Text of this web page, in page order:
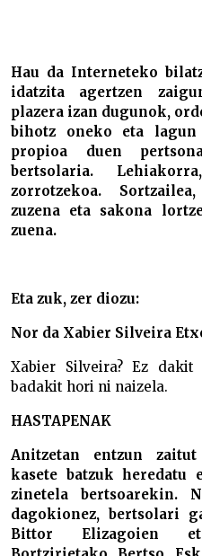
Hau da Interneteko
idatzita agertzen
plazera izan dugunok,
bihotz oneko eta
propioa duen
bertsolaria.
zorrotzekoa.
zuzena eta sakona
zuena.
Eta zuk, zer diozu:
Nor da Xabier Silveira
Xabier Silveira? Ez
badakit hori ni naizela.
HASTAPENAK
Anitzetan entzun
kasete batzuk heredatu
zinetela bertsoarekin.
dagokionez, bertsolari
Bittor Elizagoien